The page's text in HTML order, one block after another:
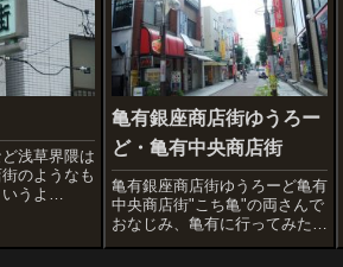
浅草界隈は
のようなも
うよ
亀有銀座商店街ゆうろー
ど・亀有中央商店街
亀有銀座商店街ゆうろーど亀有
中央商店街"こち亀"の両さんで
おなじみ、亀有に行ってみた。
ＪＲ亀有駅南口に続く商店街は